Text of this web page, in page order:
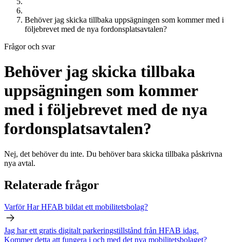
Behöver jag skicka tillbaka uppsägningen som kommer med i
följebrevet med de nya fordonsplatsavtalen?
Frågor och svar
Behöver jag skicka tillbaka
uppsägningen som kommer
med i följebrevet med de nya
fordonsplatsavtalen?
Nej, det behöver du inte. Du behöver bara skicka tillbaka påskrivna
nya avtal.
Relaterade frågor
Varför HarHFAB bildat ett mobilitetsbolag?
Jag har ett gratis digitalt parkeringstillstånd från HFAB idag.
Kommer detta att fungera i och med det nya mobilitetsbolaget?